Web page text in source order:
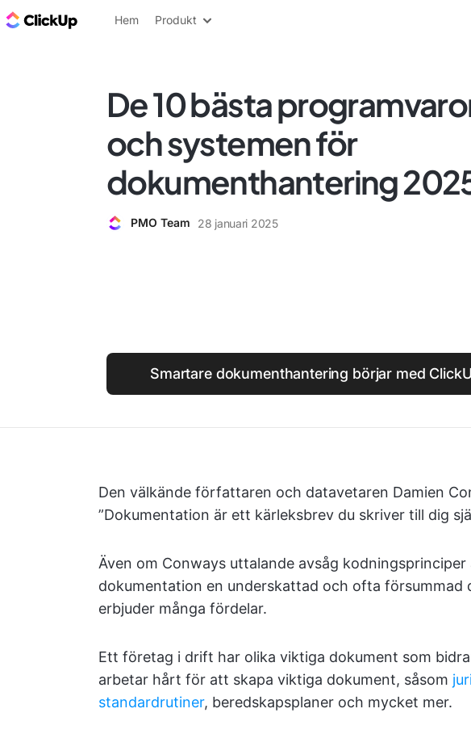
ClickUp-bloggen
Hem Produkt
De 10 bästa
och systemen för
dokumenthantering
PMO Team 28 januari 2025
Smartare dokumenthantering börjar med
Den välkände författaren och datavetaren Damien
”Dokumentation är ett kärleksbrev du skriver till dig
Även om Conways uttalande avsåg
dokumentation en underskattad och ofta försummad
erbjuder många fördelar.
Ett företag i drift har olika viktiga dokument som
arbetar hårt för att skapa viktiga dokument, såsom
standardrutiner, beredskapsplaner och mycket mer.